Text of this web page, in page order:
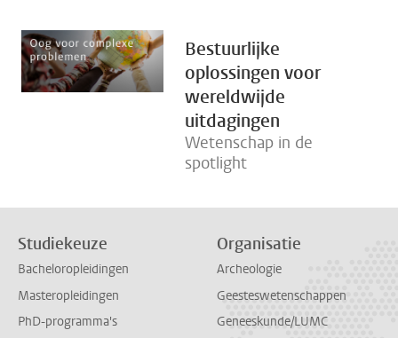
Bestuurlijke
oplossingen voor
wereldwijde
uitdagingen
Wetenschap in de
spotlight
Studiekeuze
Bacheloropleidingen
Masteropleidingen
PhD-programma's
Organisatie
Archeologie
Geesteswetenschappen
Geneeskunde/LUMC